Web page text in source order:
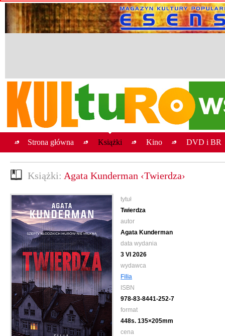
Strona główna Książki Kino DVD i BR
Książki: Agata Kunderman ‹Twierdza›
tytuł
Twierdza
autor
Agata Kunderman
data wydania
3 VI 2026
wydawca
Filia
ISBN
978-83-8441-252-7
format
448s. 135×205mm
cena